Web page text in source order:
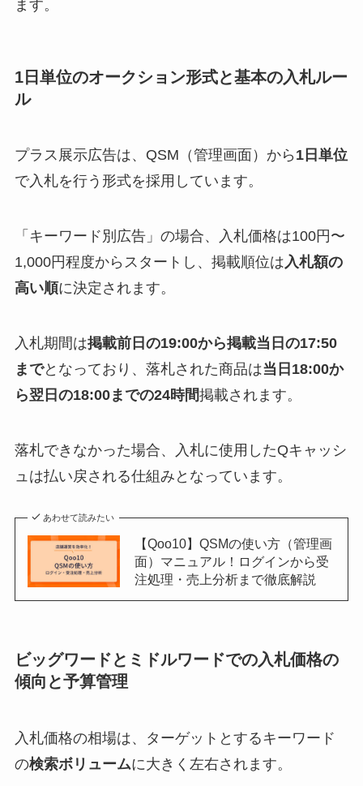
ます。
1日単位のオークション形式と基本の入札ルー
ル
プラス展示広告は、QSM（管理画面）から 1日単位
で入札を行う形式を採用しています。
「キーワード別広告」の場合、入札価格は100円〜
1,000円程度からスタートし、掲載順位は 入札額の
高い順に決定されます。
入札期間は掲載前日の19:00から掲載当日の17:50
までとなっており、落札された商品は当日18:00か
ら翌日の18:00までの24時間掲載されます。
落札できなかった場合、入札に使用したQキャッシ
ュは払い戻される仕組みとなっています。
あわせて読みたい
【Qoo10】QSMの使い方（管理画
面）マニュアル！ログインから受
注処理・売上分析まで徹底解説
ビッグワードとミドルワードでの入札価格の
傾向と予算管理
入札価格の相場は、ターゲットとするキーワード
の検索ボリュームに大きく左右されます。